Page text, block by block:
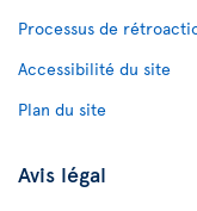
Processus de
Accessibilité du site
Plan du site
Avis légal